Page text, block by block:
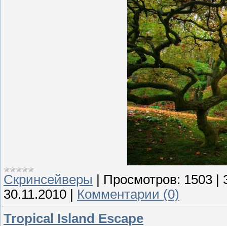
Скринсейверы | Просмотров: 1503 |
30.11.2010 | Комментарии (0)
Tropical Island Escape